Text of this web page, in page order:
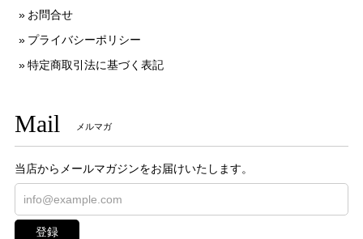
お問合せ
プライバシーポリシー
特定商取引法に基づく表記
Mail メルマガ
当店からメールマガジンをお届けいたします。
登録